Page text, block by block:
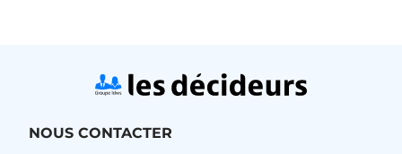
NOUS CONTACTER